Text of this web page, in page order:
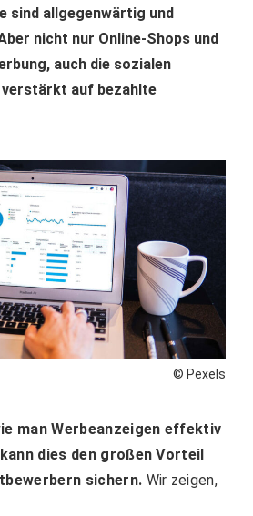
sind allgegenwärtig und
nicht nur Online-Shops und
auch die sozialen
auf bezahlte
© Pexels
man Werbeanzeigen effektiv
dies den großen Vorteil
sichern. Wir zeigen,